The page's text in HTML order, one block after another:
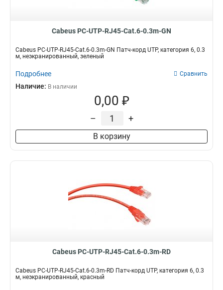
Cabeus PC-UTP-RJ45-Cat.6-0.3m-GN
Cabeus PC-UTP-RJ45-Cat.6-0.3m-GN Патч-корд UTP, категория 6, 0.3
м, неэкранированный, зеленый
Подробнее Сравнить
Наличие: В наличии
0,00 ₽
– +
В корзину
Cabeus PC-UTP-RJ45-Cat.6-0.3m-RD
Cabeus PC-UTP-RJ45-Cat.6-0.3m-RD Патч-корд UTP, категория 6, 0.3
м, неэкранированный, красный